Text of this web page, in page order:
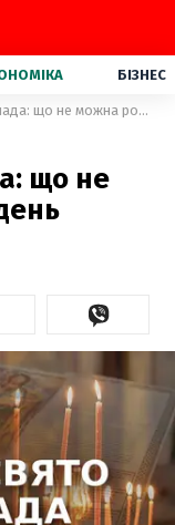
БІЗНЕС
Яке свято 7 листопада: що не можна робити в цей день
що не